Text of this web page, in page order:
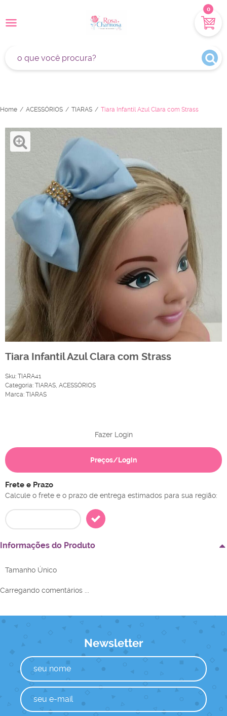
0
Home ACESSÓRIOS TIARAS Tiara Infantil Azul Clara com Strass
Tiara Infantil Azul Clara com Strass
Sku: TIARA41
Categoria: TIARAS, ACESSÓRIOS
Marca: TIARAS
Fazer Login
Preços/Login
Frete e Prazo
Calcule o frete e o prazo de entrega estimados para sua região:
Informações do Produto
Tamanho Único
Carregando comentários ...
Newsletter